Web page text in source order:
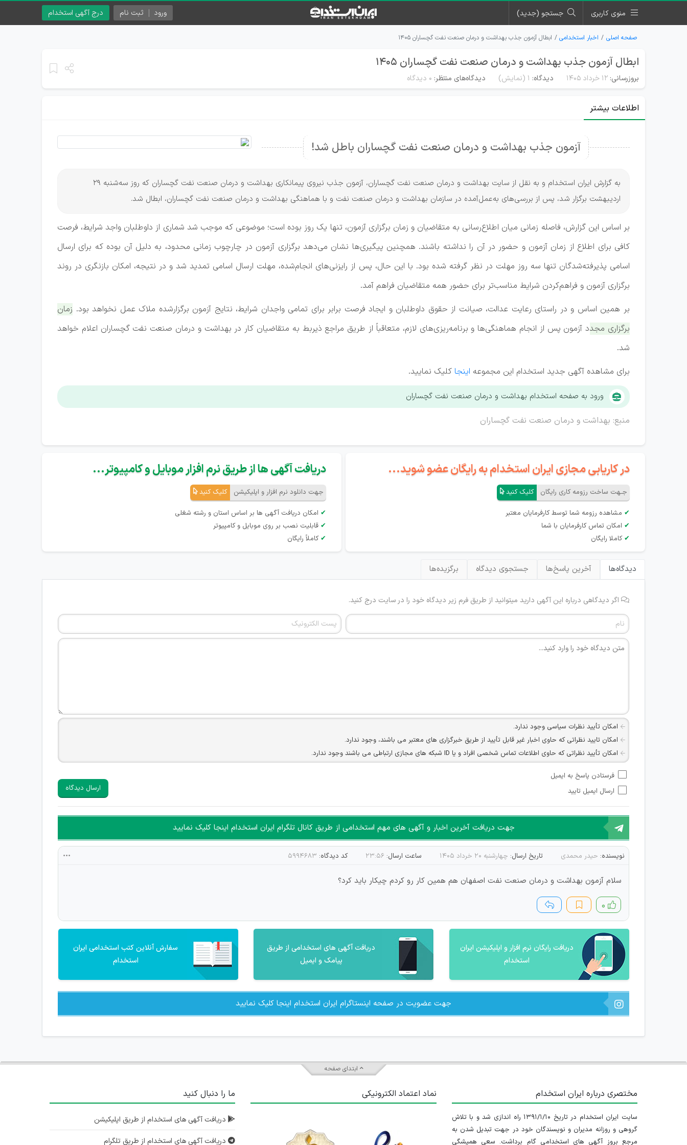
منوی کاربری جستجو (جدید) درج آگهی استخدام ورود ثبت نام
صفحه اصلی اخبار استخدامی ابطال آزمون جذب بهداشت و درمان صنعت نفت گچساران ۱۴۰۵
ابطال آزمون جذب بهداشت و درمان صنعت نفت گچساران ۱۴۰۵
بروزرسانی: ۱۲ خرداد ۱۴۰۵ دیدگاه: 1 (نمایش) دیدگاه‌های منتظر: ۰ دیدگاه
اطلاعات بیشتر
آزمون جذب بهداشت و درمان صنعت نفت گچساران باطل شد!
به گزارش ایران استخدام و به نقل از سایت بهداشت و درمان صنعت نفت گچساران، آزمون جذب نیروی پیمانکاری بهداشت و درمان صنعت نفت گچساران که روز سه‌شنبه ۲۹
اردیبهشت برگزار شد، پس از بررسی‌های به‌عمل‌آمده در سازمان بهداشت و درمان صنعت نفت و با هماهنگی بهداشت و درمان صنعت نفت گچساران، ابطال شد.
بر اساس این گزارش، فاصله زمانی میان اطلاع‌رسانی به متقاضیان و زمان برگزاری آزمون، تنها یک روز بوده است؛ موضوعی که موجب شد شماری از داوطلبان واجد شرایط، فرصت
کافی برای اطلاع از زمان آزمون و حضور در آن را نداشته باشند. همچنین پیگیری‌ها نشان می‌دهد برگزاری آزمون در چارچوب زمانی محدود، به دلیل آن بوده که برای ارسال
اسامی پذیرفته‌شدگان تنها سه روز مهلت در نظر گرفته شده بود. با این حال، پس از رایزنی‌های انجام‌شده، مهلت ارسال اسامی تمدید شد و در نتیجه، امکان بازنگری در روند
برگزاری آزمون و فراهم‌کردن شرایط مناسب‌تر برای حضور همه متقاضیان فراهم آمد.
بر همین اساس و در راستای رعایت عدالت، صیانت از حقوق داوطلبان و ایجاد فرصت برابر برای تمامی واجدان شرایط، نتایج آزمون برگزارشده ملاک عمل نخواهد بود. زمان
برگزاری مجدد آزمون پس از انجام هماهنگی‌ها و برنامه‌ریزی‌های لازم، متعاقباً از طریق مراجع ذیربط به متقاضیان کار در بهداشت و درمان صنعت نفت گچساران اعلام خواهد
شد.
برای مشاهده آگهی جدید استخدام این مجموعه اینجا کلیک نمایید.
ورود به صفحه استخدام بهداشت و درمان صنعت نفت گچساران
منبع: بهداشت و درمان صنعت نفت گچساران
در کاریابی مجازی ایران استخدام به رایگان عضو شوید...
جـهت ساخت رزومه کاری رایگان کلیک کنید
✔ مشاهده رزومه شما توسط کارفرمایان معتبر
✔ امکان تماس کارفرمایان با شما
✔ کاملا رایگان
دریافت آگهی ها از طریق نرم افزار موبایل و کامپیوتر...
جهت دانلود نرم افزار و اپلیکیشن کلیک کنید
✔ امکان دریافت آگهی ها بر اساس استان و رشته شغلی
✔ قابلیت نصب بر روی موبایل و کامپیوتر
✔ کاملاً رایگان
دیدگاه‌ها آخرین پاسخ‌ها جستجوی دیدگاه برگزیده‌ها
اگر دیدگاهی درباره این آگهی دارید میتوانید از طریق فرم زیر دیدگاه خود را در سایت درج کنید.
امکان تأیید نظرات سیاسی وجود ندارد.
امکان تایید نظراتی که حاوی اخبار غیر قابل تأیید از طریق خبرگزاری های معتبر می باشند، وجود ندارد.
امکان تأیید نظراتی که حاوی اطلاعات تماس شخصی افراد و یا ID شبکه های مجازی ارتباطی می باشند وجود ندارد.
هرگونه تحریک، تحقیر و کنایه به سایر افراد (مسئول و غیر مسئول) غیر مجاز می باشد.
امکان هماهنگی برای هرگونه ملاقات حضوری چه به صورت دسته جمعی و چه فردی توسط کاربران سایت وجود ندارد.
فرستادن پاسخ به ایمیل
ارسال ایمیل تایید
ارسال دیدگاه
جهت دریافت آخرین اخبار و آگهی های مهم استخدامی از طریق کانال تلگرام ایران استخدام اینجا کلیک نمایید
نویسنده: حیدر محمدی تاریخ ارسال: چهارشنبه ۲۰ خرداد ۱۴۰۵ ساعت ارسال: ۲۳:۵۶ کد دیدگاه: ۵۹۹۴۶۸۳
سلام آزمون بهداشت و درمان صنعت نفت اصفهان هم همین کار رو کردم چیکار باید کرد؟
۰
دریافت رایگان نرم افزار و اپلیکیشن ایران
استخدام
دریافت آگهی های استخدامی از طریق
پیامک و ایمیل
سفارش آنلاین کتب استخدامی ایران
استخدام
جهت عضویت در صفحه اینستاگرام ایران استخدام اینجا کلیک نمایید
ابتدای صفحه
مختصری درباره ایران استخدام
سایت ایران استخدام در تاریخ ۱۳۹۱/۱/۱۰ راه اندازی شد و با تلاش
گروهی و روزانه مدیران و نویسندگان خود در جهت تبدیل شدن به
مرجع بروز آگهی های استخدامی گام برداشت. سعی همیشگی
نماد اعتماد الکترونیکی ما را دنبال کنید
دریافت آگهی های استخدام از طریق اپلیکیشن
دریافت آگهی های استخدام از طریق تلگرام